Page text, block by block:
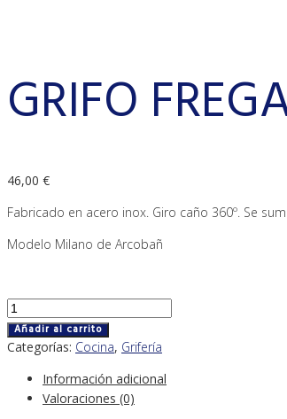
GRIFO
46,00 €
Fabricado en acero inox. Giro caño 360º. Se
Modelo Milano de Arcobañ
GRIFO
FREGADERO
INOX
cantidad
Añadir al carrito
Categorías: Cocina, Grifería
Información adicional
Valoraciones (0)